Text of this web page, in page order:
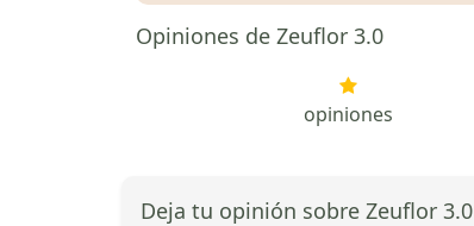
Opiniones de Zeuflor 3.0
opiniones
Deja tu opinión sobre Zeuflor 3.0